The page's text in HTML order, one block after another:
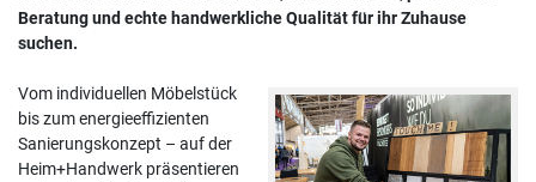
Beratung und echte handwerkliche Qualität für ihr Zuhause
suchen.
Vom individuellen Möbelstück
bis zum energieeffizienten
Sanierungskonzept – auf der
Heim+Handwerk präsentieren